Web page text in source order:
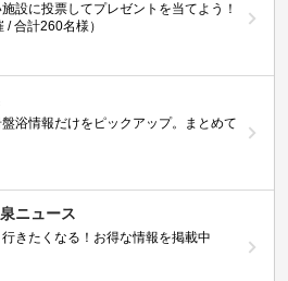
設に投票してプレゼントを当てよう！
/ 合計260名様）
浴情報だけをピックアップ。まとめて
ニュース
きたくなる！お得な情報を掲載中